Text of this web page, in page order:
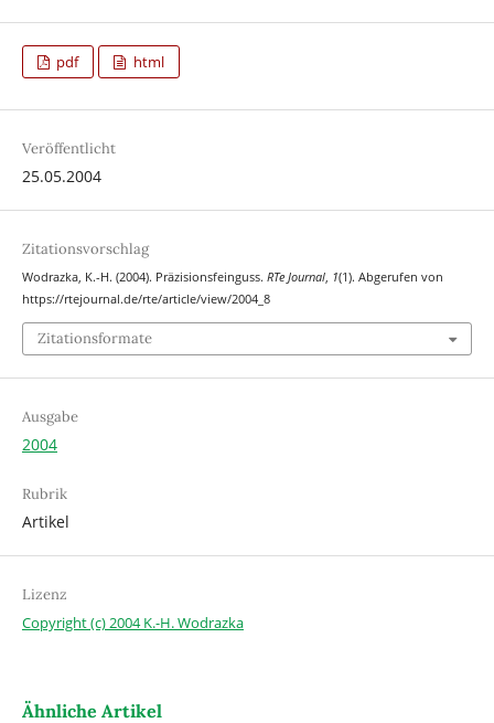
pdf html
Veröffentlicht
25.05.2004
Zitationsvorschlag
Wodrazka, K.-H. (2004). Präzisionsfeinguss. RTe Journal, 1(1). Abgerufen von
https://rtejournal.de/rte/article/view/2004_8
Zitationsformate
Ausgabe
2004
Rubrik
Artikel
Lizenz
Copyright (c) 2004 K.-H. Wodrazka
Ähnliche Artikel